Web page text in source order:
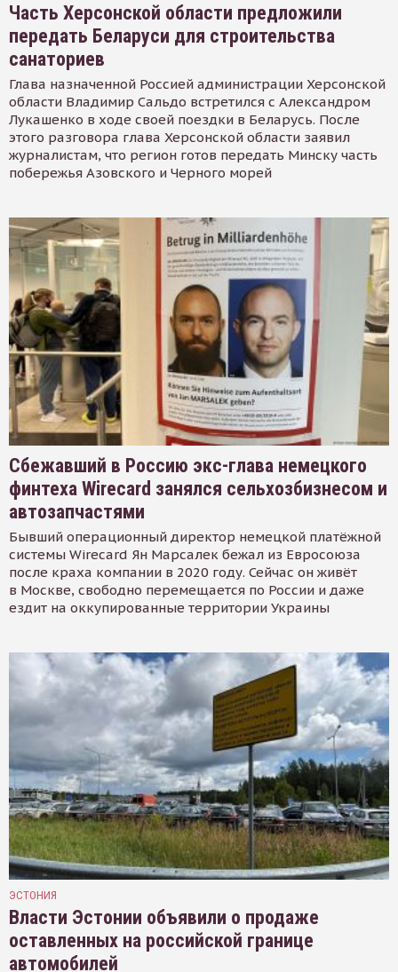
Часть Херсонской области предложили
передать Беларуси для строительства
санаториев
Глава назначенной Россией администрации Херсонской
области Владимир Сальдо встретился с Александром
Лукашенко в ходе своей поездки в Беларусь. После
этого разговора глава Херсонской области заявил
журналистам, что регион готов передать Минску часть
побережья Азовского и Черного морей
Сбежавший в Россию экс-глава немецкого
финтеха Wirecard занялся сельхозбизнесом и
автозапчастями
Бывший операционный директор немецкой платёжной
системы Wirecard Ян Марсалек бежал из Евросоюза
после краха компании в 2020 году. Сейчас он живёт
в Москве, свободно перемещается по России и даже
ездит на оккупированные территории Украины
ЭСТОНИЯ
Власти Эстонии объявили о продаже
оставленных на российской границе
автомобилей